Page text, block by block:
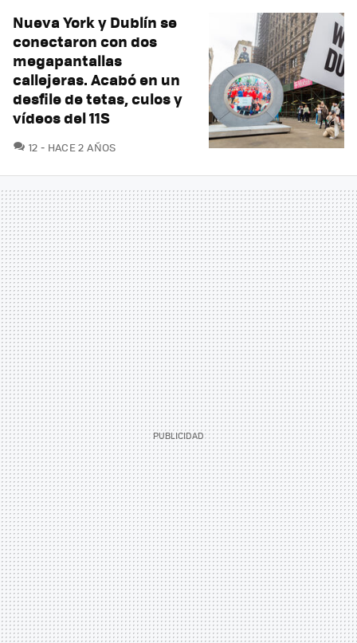
Nueva York y Dublín se
conectaron con dos
megapantallas
callejeras. Acabó en un
desfile de tetas, culos y
vídeos del 11S
12 COMENTARIOS
HACE 2 AÑOS